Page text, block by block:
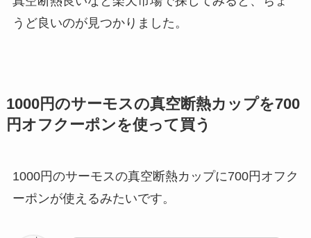
うど良いのが見つかりました。
1000円のサーモスの真空断熱カップを700
円オフクーポンを使って買う
1000円のサーモスの真空断熱カップに700円オフク
ーポンが使えるみたいです。